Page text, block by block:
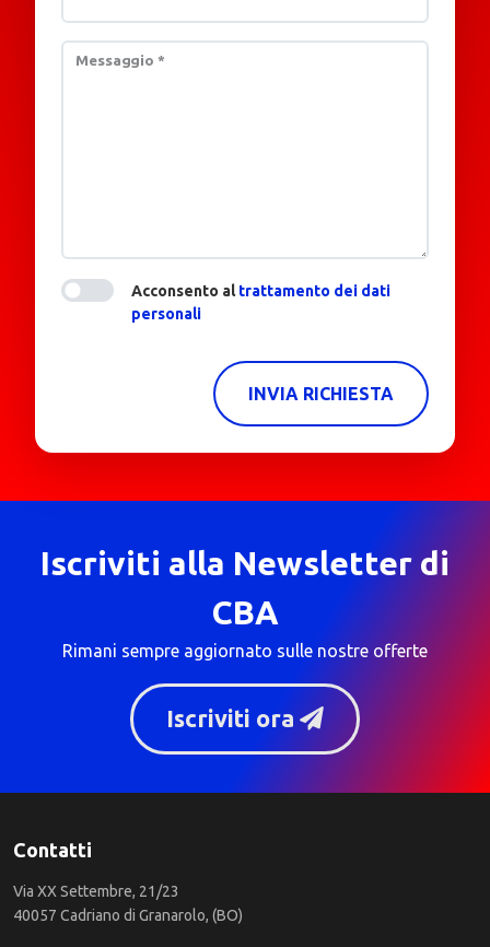
Messaggio *
Acconsento altrattamento dei dati
personali
INVIA RICHIESTA
Iscriviti alla Newsletter di
CBA
Rimani sempre aggiornato sulle nostre offerte
Iscriviti ora
Contatti
Via XX Settembre, 21/23
40057 Cadriano di Granarolo, (BO)